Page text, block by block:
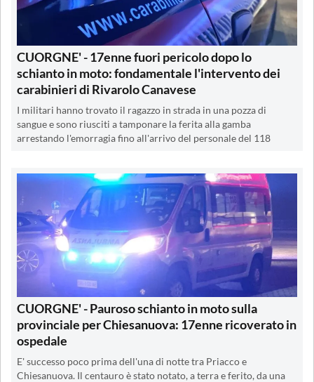
CUORGNE' - 17enne fuori pericolo dopo lo
schianto in moto: fondamentale l'intervento dei
carabinieri di Rivarolo Canavese
I militari hanno trovato il ragazzo in strada in una pozza di
sangue e sono riusciti a tamponare la ferita alla gamba
arrestando l'emorragia fino all'arrivo del personale del 118
CUORGNE' - Pauroso schianto in moto sulla
provinciale per Chiesanuova: 17enne ricoverato in
ospedale
E' successo poco prima dell'una di notte tra Priacco e
Chiesanuova. Il centauro è stato notato, a terra e ferito, da una